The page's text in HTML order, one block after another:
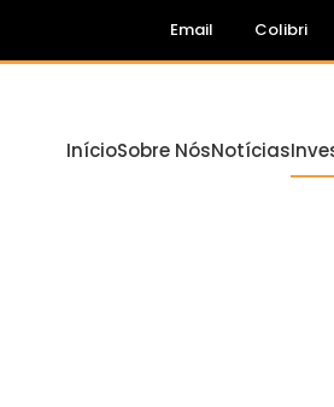
Email Colibri
InícioSobre NósNotícias